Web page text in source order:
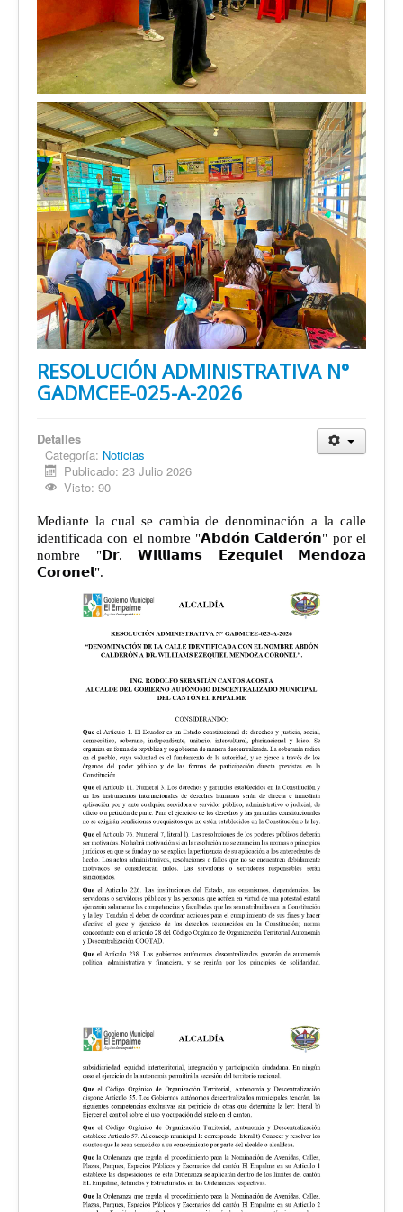
RESOLUCIÓN ADMINISTRATIVA N°
GADMCEE-025-A-2026
Detalles
Categoría: Noticias
Publicado: 23 Julio 2026
Visto: 90
Mediante la cual se cambia de denominación a la calle
identificada con el nombre "𝗔𝗯𝗱𝗼́𝗻 𝗖𝗮𝗹𝗱𝗲𝗿𝗼́𝗻" por el
nombre "𝗗𝗿. 𝗪𝗶𝗹𝗹𝗶𝗮𝗺𝘀 𝗘𝘇𝗲𝗾𝘂𝗶𝗲𝗹 𝗠𝗲𝗻𝗱𝗼𝘇𝗮
𝗖𝗼𝗿𝗼𝗻𝗲𝗹".